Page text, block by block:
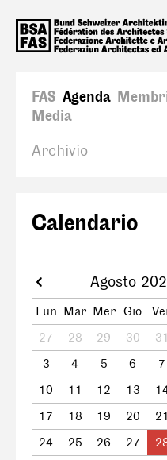
FAS Agenda
Media
Archivio
Calendario
Agosto
Lun Mar Mer Gio
27
28 29 30 31
3
4 5 6 7
10
11 12 13
17
18 19 20 21
24
25 26 27